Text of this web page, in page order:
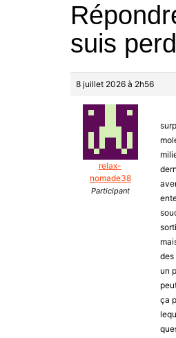
suis
8 juillet 2026 à 2h56
relax-
nomade38
Participant
des
un
ça